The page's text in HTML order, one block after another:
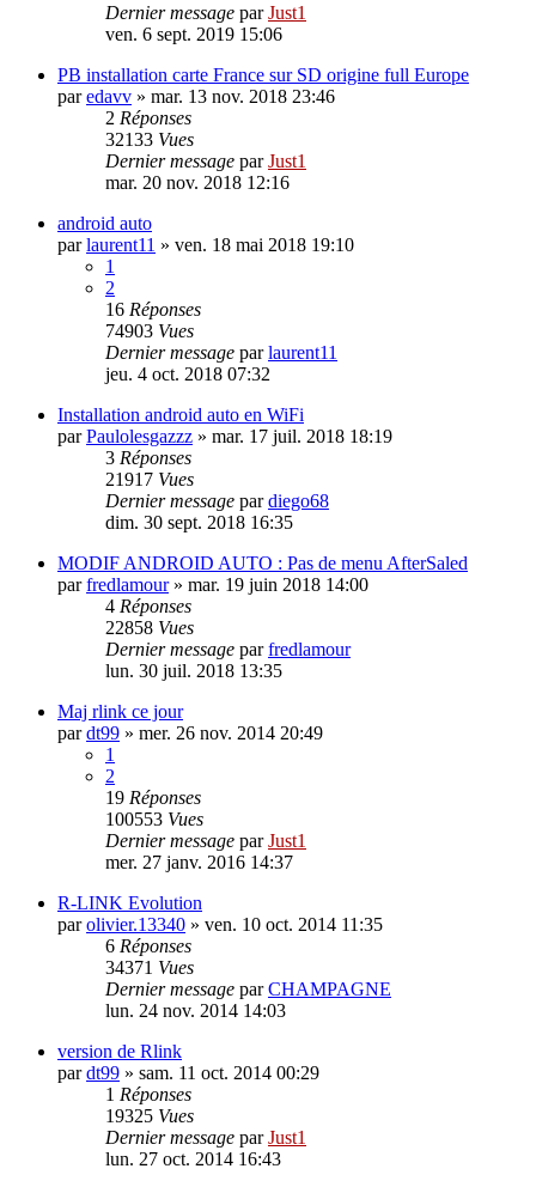
Dernier message parJust1
ven. 6 sept. 2019 15:06
PB installation carte France sur SD origine full Europe
paredavv » mar. 13 nov. 2018 23:46
2 Réponses
32133 Vues
Dernier message parJust1
mar. 20 nov. 2018 12:16
android auto
parlaurent11 » ven. 18 mai 2018 19:10
1
2
16 Réponses
74903 Vues
Dernier message parlaurent11
jeu. 4 oct. 2018 07:32
Installation android auto en WiFi
parPaulolesgazzz » mar. 17 juil. 2018 18:19
3 Réponses
21917 Vues
Dernier message pardiego68
dim. 30 sept. 2018 16:35
MODIF ANDROID AUTO : Pas de menu AfterSaled
parfredlamour» mar. 19 juin 2018 14:00
4 Réponses
22858 Vues
Dernier message parfredlamour
lun. 30 juil. 2018 13:35
Maj rlink ce jour
pardt99 » mer. 26 nov. 2014 20:49
1
2
19 Réponses
100553 Vues
Dernier message parJust1
mer. 27 janv. 2016 14:37
R-LINK Evolution
parolivier.13340 » ven. 10 oct. 2014 11:35
6 Réponses
34371 Vues
Dernier message parCHAMPAGNE
lun. 24 nov. 2014 14:03
version de Rlink
pardt99 » sam. 11 oct. 2014 00:29
1 Réponses
19325 Vues
Dernier message parJust1
lun. 27 oct. 2014 16:43